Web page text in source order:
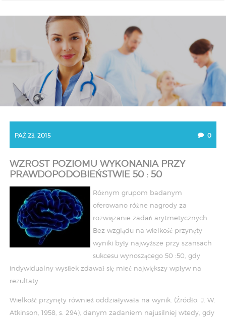
PAŹ 23, 2015 0
WZROST POZIOMU WYKONANIA PRZY
PRAWDOPODOBIEŃSTWIE 50 : 50
Różnym grupom badanym
oferowano różne nagrody za
rozwiązanie zadań arytmetycznych.
Bez wzglądu na wielkość przynęty
wyniki były najwyższe przy szansach
sukcesu wynoszącego 50 :50, gdy
indywidualny wysiłek zdawał się mieć największy wpływ na
rezultaty.
Wielkość przynęty również oddziaływała na wynik. (Źródło: J. W.
Atkinson, 1958, s. 294), danym zadaniem najusilniej wtedy, gdy